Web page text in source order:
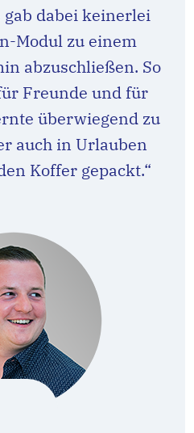
dabei keinerlei
Modul zu einem
abzuschließen. So
Freunde und für
überwiegend zu
auch in Urlauben
Koffer gepackt.“